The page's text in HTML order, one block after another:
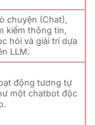
chuyện (Chat),
kiếm thông tin,
hỏi và giải trí dựa
LLM.
động tương tự
một chatbot độc